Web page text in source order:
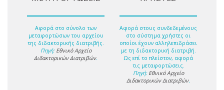
Αφορά στο σύνολο των
μεταφορτώσων του αρχείου
της διδακτορικής διατριβής.
Πηγή: Εθνικό Αρχείο
Διδακτορικών Διατριβών.
Αφορά στους συνδεδεμένους
στο σύστημα χρήστες οι
οποίοι έχουν αλληλεπιδράσει
με τη διδακτορική διατριβή.
Ως επί το πλείστον, αφορά
τις μεταφορτώσεις.
Πηγή: Εθνικό Αρχείο
Διδακτορικών Διατριβών.